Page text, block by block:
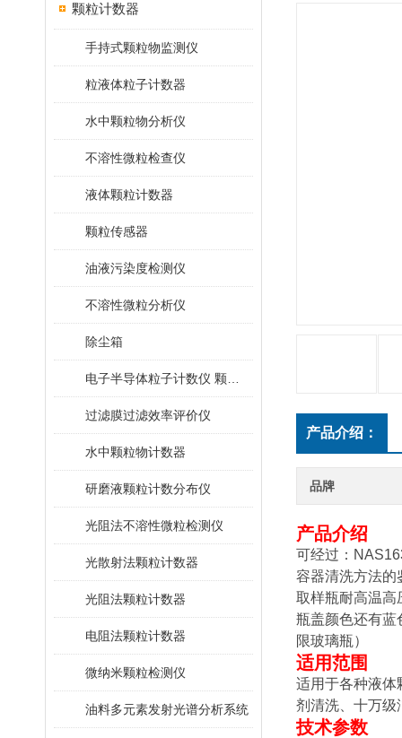
颗粒计数器
手持式颗粒物监测仪
粒液体粒子计数器
水中颗粒物分析仪
不溶性微粒检查仪
液体颗粒计数器
颗粒传感器
油液污染度检测仪
不溶性微粒分析仪
除尘箱
过滤膜过滤效率评价仪
水中颗粒物计数器
研磨液颗粒计数分布仪
光阻法不溶性微粒检测仪
光散射法颗粒计数器
光阻法颗粒计数器
电阻法颗粒计数器
微纳米颗粒检测仪
油料多元素发射光谱分析系统
产品介绍：
品牌
产品介绍
可经过：
容器清洗方法的
取样瓶耐高温高
瓶盖颜色还有蓝
限玻璃瓶）
适用范围
适用于各种液体
剂清洗、十万级
技术参数